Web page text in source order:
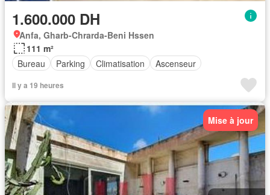
1.600.000 DH
Anfa, Gharb-Chrarda-Beni Hssen
111 m²
Bureau
Parking Climatisation Ascenseur
Il y a 19 heures
Mise à jour